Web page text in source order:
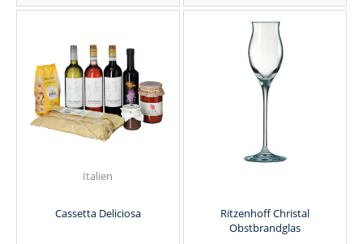
Italien
Cassetta Deliciosa
Ritzenhoff Christal
Obstbrandglas